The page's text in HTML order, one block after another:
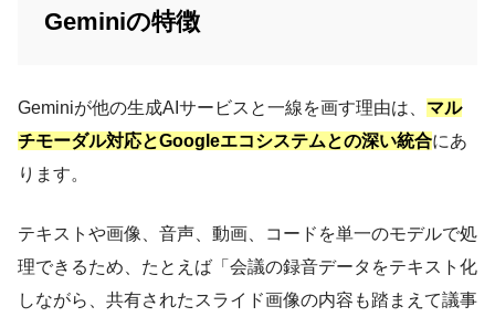
Geminiの特徴
Geminiが他の生成AIサービスと一線を画す理由は、 マル
チモーダル対応とGoogleエコシステムとの深い統合にあ
ります。
テキストや画像、音声、動画、コードを単一のモデルで処
理できるため、たとえば「会議の録音データをテキスト化
しながら、共有されたスライド画像の内容も踏まえて議事